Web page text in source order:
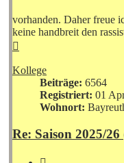
vorhanden. Daher freue
keine handbreit den
Kollege
Beiträge: 6564
Registriert: 01
Wohnort:
Re: Saison 2025/